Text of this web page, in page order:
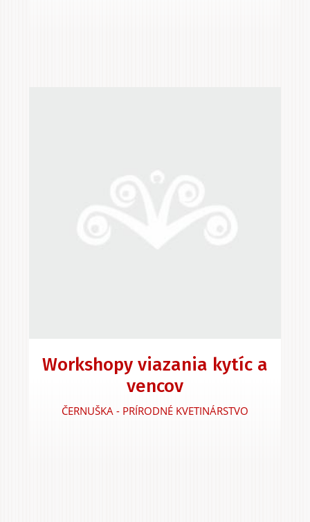
Workshopy viazania kytíc a
vencov
ČERNUŠKA - PRÍRODNÉ KVETINÁRSTVO